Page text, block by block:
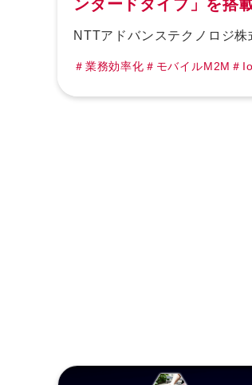
ンダードタイプ」を搭
NTTアドバンステクノロジ株
＃業務効率化 ＃モバイルM2M ＃